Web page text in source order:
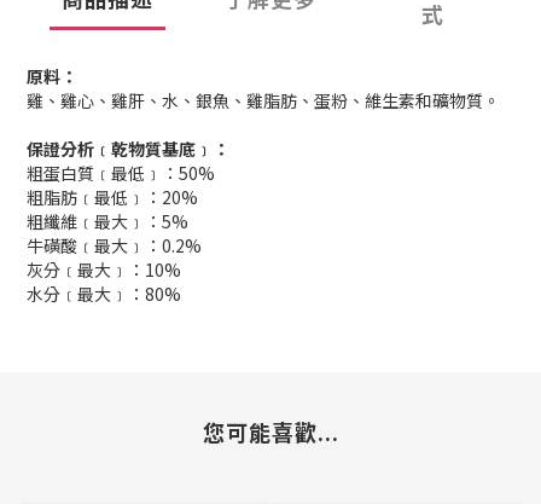
式
原料：
雞、雞心、雞肝、水、銀魚、雞脂肪、蛋粉、維生素和礦物質。
保證分析 ﹝乾物質基底﹞：
粗蛋白質﹝最低﹞：50%
粗脂肪﹝最低﹞：20%
粗纖維﹝最大﹞：5%
牛磺酸﹝最大﹞：0.2%
灰分﹝最大﹞：10%
水分﹝最大﹞：80%
您可能喜歡...